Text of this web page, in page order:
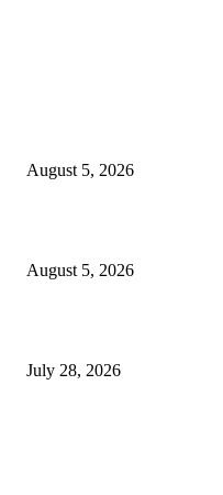
August 5, 2026
August 5, 2026
July 28, 2026